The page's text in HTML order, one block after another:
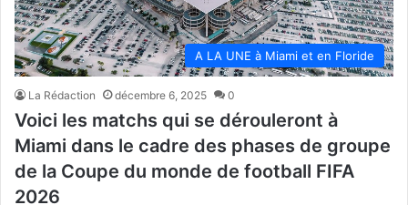
A LA UNE à Miami et en Floride
La Rédaction décembre 6, 2025 0
Voici les matchs qui se dérouleront à
Miami dans le cadre des phases de groupe
de la Coupe du monde de football FIFA
2026